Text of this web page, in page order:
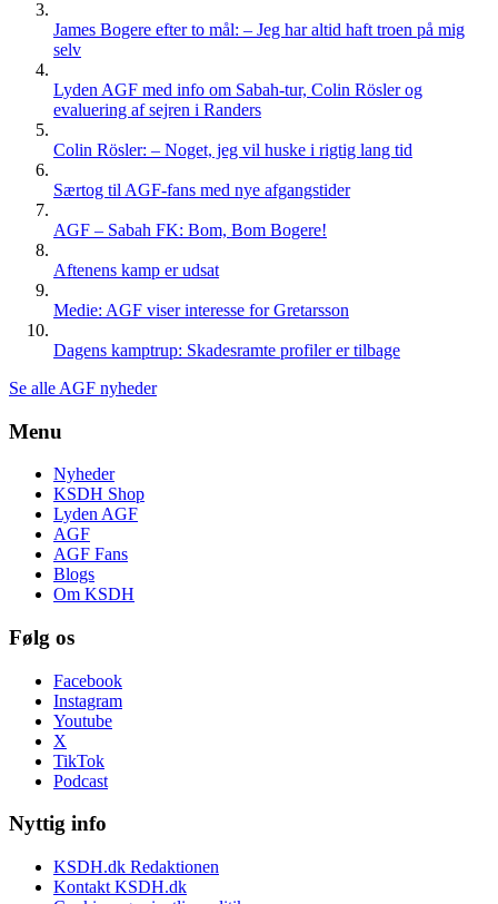
James Bogere efter to mål: – Jeg har altid haft troen på mig
selv
Lyden AGF med info om Sabah-tur, Colin Rösler og
evaluering af sejren i Randers
Colin Rösler: – Noget, jeg vil huske i rigtig lang tid
Særtog til AGF-fans med nye afgangstider
AGF – Sabah FK: Bom, Bom Bogere!
Aftenens kamp er udsat
Medie: AGF viser interesse for Gretarsson
Dagens kamptrup: Skadesramte profiler er tilbage
Se alle AGF nyheder
Menu
Nyheder
KSDH Shop
Lyden AGF
AGF
AGF Fans
Blogs
Om KSDH
Følg os
Facebook
Instagram
Youtube
X
TikTok
Podcast
Nyttig info
KSDH.dk Redaktionen
Kontakt KSDH.dk